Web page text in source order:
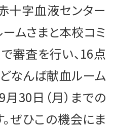
十字血液センター
ムさまと本校コミ
審査を行い、16点
なんば献血ルーム
30日（月）までの
ぜひこの機会にま